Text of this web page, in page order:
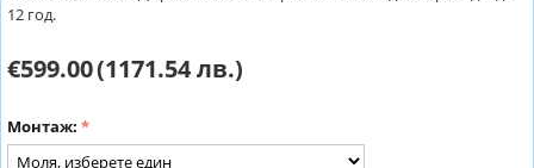
12 год.
€599.00(1171.54 лв.)
Монтаж: